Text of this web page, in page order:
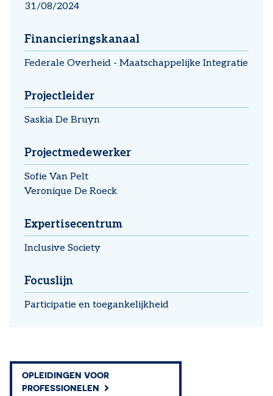
31/08/2024
Financieringskanaal
Federale Overheid - Maatschappelijke Integratie
Projectleider
Saskia De Bruyn
Projectmedewerker
Sofie Van Pelt
Veronique De Roeck
Expertisecentrum
Inclusive Society
Focuslijn
Participatie en toegankelijkheid
OPLEIDINGEN VOOR
PROFESSIONELEN